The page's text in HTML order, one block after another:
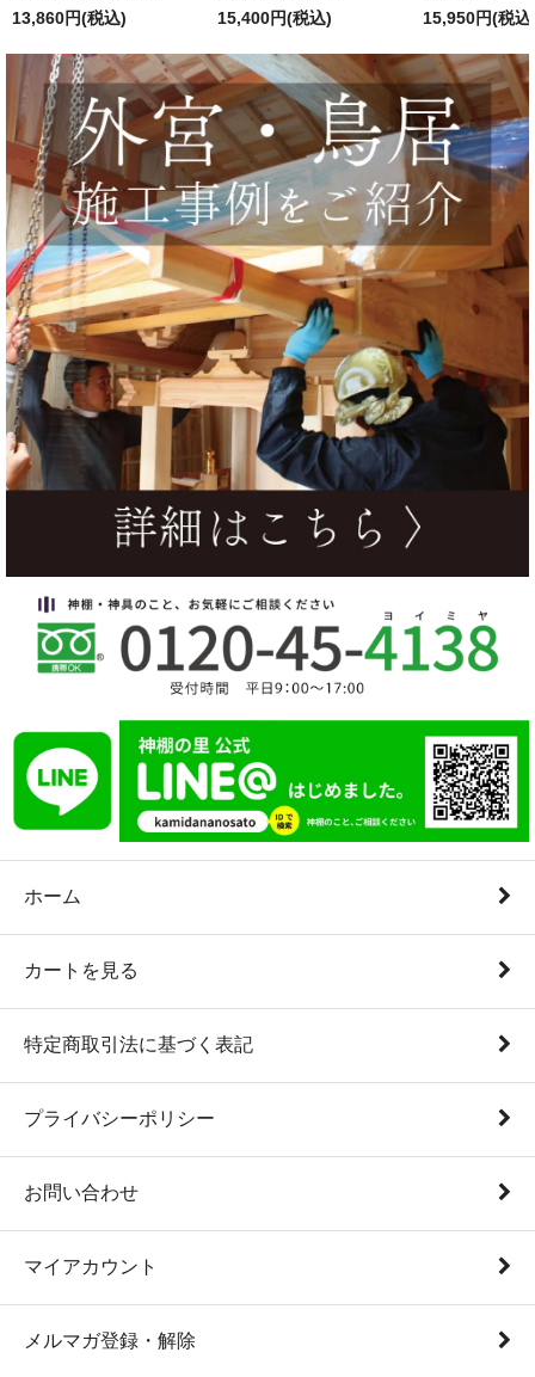
13,860円(税込)
15,400円(税込)
15,950円(税込
ホーム
カートを見る
特定商取引法に基づく表記
プライバシーポリシー
お問い合わせ
マイアカウント
メルマガ登録・解除